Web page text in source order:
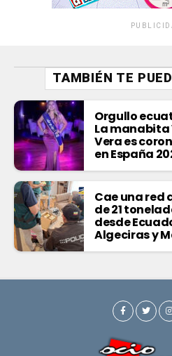
TAMBIÉN TE
Orgullo
La
Vera es
en España
Cae una red
de 21
desde
Algeciras y